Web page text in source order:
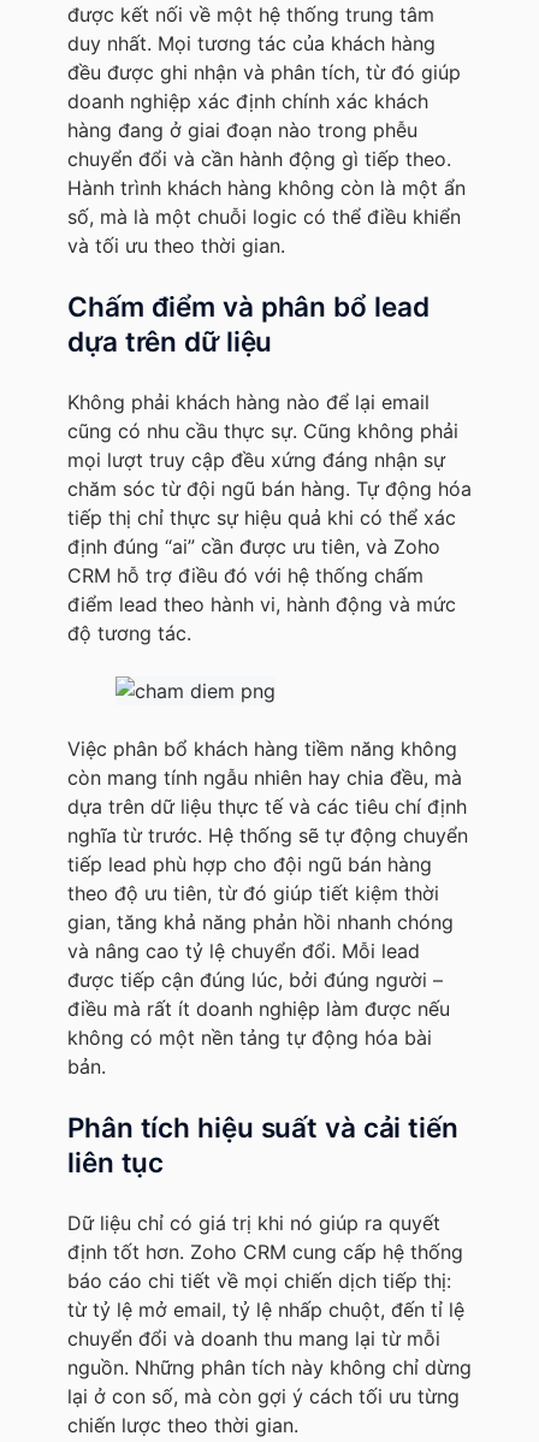
được kết nối về một hệ thống trung tâm
duy nhất. Mọi tương tác của khách hàng
đều được ghi nhận và phân tích, từ đó giúp
doanh nghiệp xác định chính xác khách
hàng đang ở giai đoạn nào trong phễu
chuyển đổi và cần hành động gì tiếp theo.
Hành trình khách hàng không còn là một ẩn
số, mà là một chuỗi logic có thể điều khiển
và tối ưu theo thời gian.
Chấm điểm và phân bổ lead
dựa trên dữ liệu
Không phải khách hàng nào để lại email
cũng có nhu cầu thực sự. Cũng không phải
mọi lượt truy cập đều xứng đáng nhận sự
chăm sóc từ đội ngũ bán hàng. Tự động hóa
tiếp thị chỉ thực sự hiệu quả khi có thể xác
định đúng “ai” cần được ưu tiên, và Zoho
CRM hỗ trợ điều đó với hệ thống chấm
điểm lead theo hành vi, hành động và mức
độ tương tác.
Việc phân bổ khách hàng tiềm năng không
còn mang tính ngẫu nhiên hay chia đều, mà
dựa trên dữ liệu thực tế và các tiêu chí định
nghĩa từ trước. Hệ thống sẽ tự động chuyển
tiếp lead phù hợp cho đội ngũ bán hàng
theo độ ưu tiên, từ đó giúp tiết kiệm thời
gian, tăng khả năng phản hồi nhanh chóng
và nâng cao tỷ lệ chuyển đổi. Mỗi lead
được tiếp cận đúng lúc, bởi đúng người –
điều mà rất ít doanh nghiệp làm được nếu
không có một nền tảng tự động hóa bài
bản.
Phân tích hiệu suất và cải tiến
liên tục
Dữ liệu chỉ có giá trị khi nó giúp ra quyết
định tốt hơn. Zoho CRM cung cấp hệ thống
báo cáo chi tiết về mọi chiến dịch tiếp thị:
từ tỷ lệ mở email, tỷ lệ nhấp chuột, đến tỉ lệ
chuyển đổi và doanh thu mang lại từ mỗi
nguồn. Những phân tích này không chỉ dừng
lại ở con số, mà còn gợi ý cách tối ưu từng
chiến lược theo thời gian.